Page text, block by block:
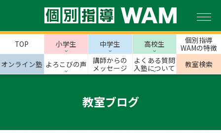
TOP 小学生 中学生 高校生
個別指導
WAMの特徴
オンライン塾 よろこびの声
講師からの
メッセージ
よくある質問
入塾について
教室検索
教室ブログ